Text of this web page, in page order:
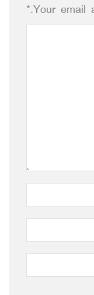
Your email